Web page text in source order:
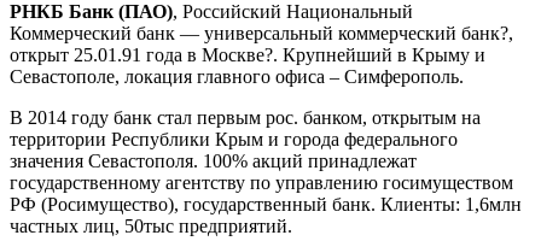
РНКБ Банк (ПАО), Российский Национальный
Коммерческий банк — универсальный коммерческий банк?,
открыт 25.01.91 года в Москве?. Крупнейший в Крыму и
Севастополе, локация главного офиса – Симферополь.
В 2014 году банк стал первым рос. банком, открытым на
территории Республики Крым и города федерального
значения Севастополя. 100% акций принадлежат
государственному агентству по управлению госимуществом
РФ (Росимущество), государственный банк. Клиенты: 1,6млн
частных лиц, 50тыс предприятий.